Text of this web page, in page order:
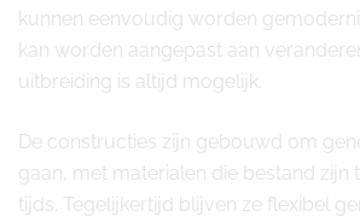
kunnen eenvoudig worden
kan worden aangepast aan
uitbreiding is altijd mogelijk.
De constructies zijn gebouwd om
gaan, met materialen die bestand zijn
tijds. Tegelijkertijd blijven ze flexibel